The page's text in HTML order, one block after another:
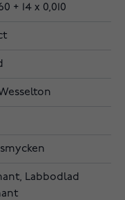
+ 14 x 0,010
Wesselton
Labbodlad